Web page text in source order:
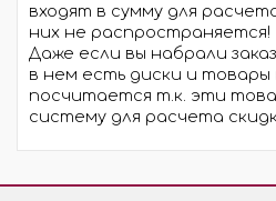
входят в сумму для
них не распространяется!
Даже если вы набрали
в нем есть диски и товары
посчитается т.к. эти
систему для расчета